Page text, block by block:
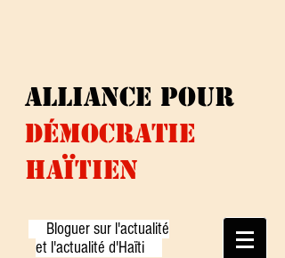
ALLIANCE pour
DÉMOCRATiE
HAÏTIEN
Bloguer sur l'actualité
et l'actualité d'Haïti